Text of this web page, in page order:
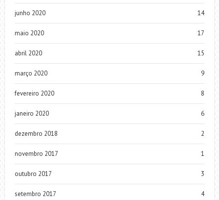
junho 2020 14
maio 2020 17
abril 2020 15
março 2020 9
fevereiro 2020 8
janeiro 2020 6
dezembro 2018 2
novembro 2017 1
outubro 2017 3
setembro 2017 4